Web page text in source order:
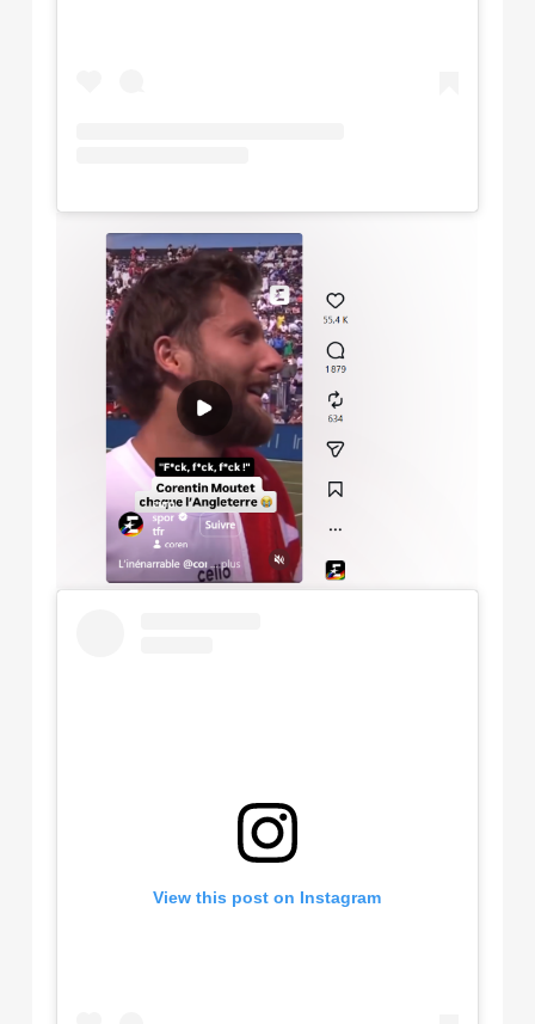
View this post on Instagram